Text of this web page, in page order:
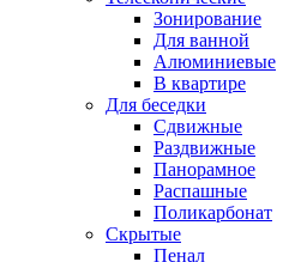
Зонирование
Для ванной
Алюминиевые
В квартире
Для беседки
Сдвижные
Раздвижные
Панорамное
Распашные
Поликарбонат
Скрытые
Пенал